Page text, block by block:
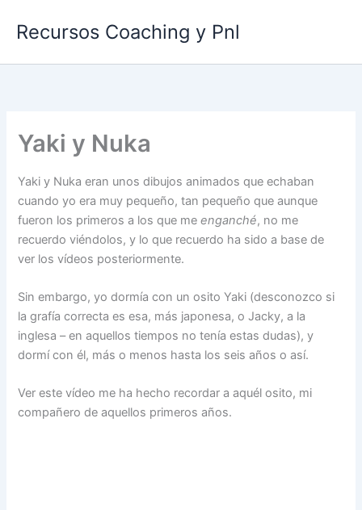
Recursos Coaching y Pnl
Yaki y Nuka
Yaki y Nuka eran unos dibujos animados que echaban
cuando yo era muy pequeño, tan pequeño que aunque
fueron los primeros a los que meenganché, no me
recuerdo viéndolos, y lo que recuerdo ha sido a base de
ver los vídeos posteriormente.
Sin embargo, yo dormía con un osito Yaki (desconozco si
la grafía correcta es esa, más japonesa, o Jacky, a la
inglesa – en aquellos tiempos no tenía estas dudas), y
dormí con él, más o menos hasta los seis años o así.
Ver este vídeo me ha hecho recordar a aquél osito, mi
compañero de aquellos primeros años.